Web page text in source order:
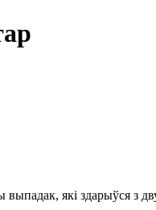
які здарыўся з